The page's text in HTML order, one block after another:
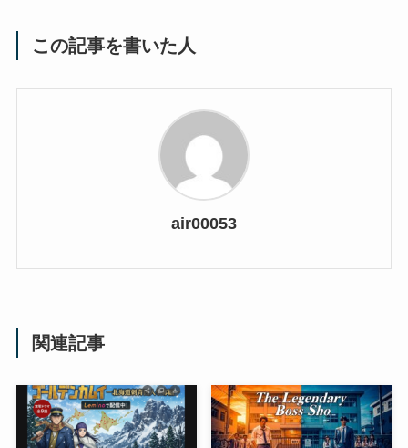
この記事を書いた人
air00053
関連記事